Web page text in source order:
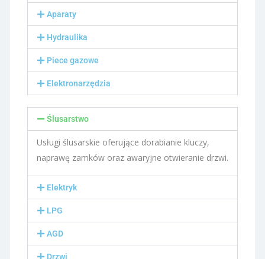
Aparaty
Hydraulika
Piece gazowe
Elektronarzędzia
Ślusarstwo
Usługi ślusarskie oferujące dorabianie kluczy,
naprawę zamków oraz awaryjne otwieranie drzwi.
Elektryk
LPG
AGD
Drzwi